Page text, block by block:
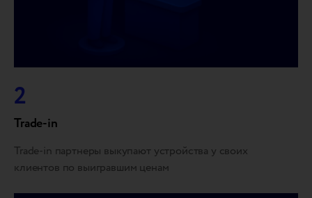
2
Trade-in
Trade-in партнеры выкупают устройства у своих
клиентов по выигравшим ценам